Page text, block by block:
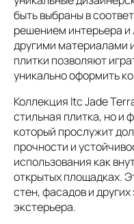
быть выбраны в
решением интерьера и
другими материалами
плитки позволяют
уникально оформить
Коллекция Itc Jade
стильная плитка, но и
который прослужит
прочности и
использования как
открытых площадках.
стен, фасадов и
экстерьера.